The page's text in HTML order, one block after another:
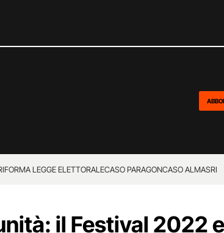
LEGGE ELETTORALECASO PARAGONCASO ALMASRI
il Festival 2022 e